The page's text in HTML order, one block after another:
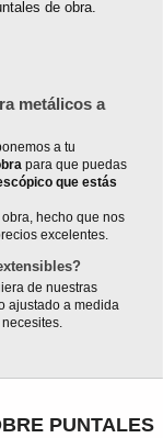
de obra.
metálicos a
a tu
para que puedas
que estás
hecho que nos
excelentes.
de nuestras
ajustado a medida
PUNTALES